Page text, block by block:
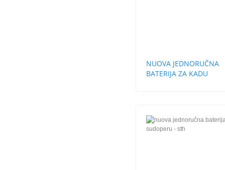
NUOVA JEDNORUČNA
BATERIJA ZA KADU